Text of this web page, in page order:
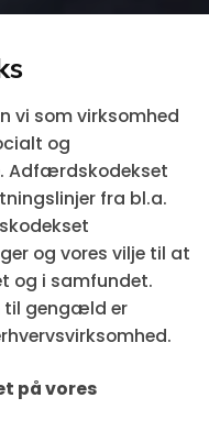
vi som virksomhed
og
Adfærdskodekset
fra bl.a.
og vores vilje til at
og i samfundet.
til gengæld er
på vores